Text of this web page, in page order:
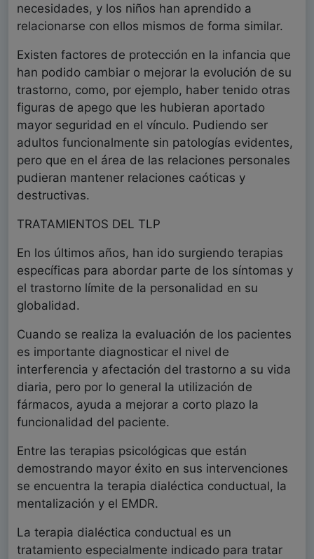
necesidades, y los niños han aprendido a
relacionarse con ellos mismos de forma similar.
Existen factores de protección en la infancia que
han podido cambiar o mejorar la evolución de su
trastorno, como, por ejemplo, haber tenido otras
figuras de apego que les hubieran aportado
mayor seguridad en el vínculo. Pudiendo ser
adultos funcionalmente sin patologías evidentes,
pero que en el área de las relaciones personales
pudieran mantener relaciones caóticas y
destructivas.
TRATAMIENTOS DEL TLP
En los últimos años, han ido surgiendo terapias
específicas para abordar parte de los síntomas y
el trastorno límite de la personalidad en su
globalidad.
Cuando se realiza la evaluación de los pacientes
es importante diagnosticar el nivel de
interferencia y afectación del trastorno a su vida
diaria, pero por lo general la utilización de
fármacos, ayuda a mejorar a corto plazo la
funcionalidad del paciente.
Entre las terapias psicológicas que están
demostrando mayor éxito en sus intervenciones
se encuentra la terapia dialéctica conductual, la
mentalización y el EMDR.
La terapia dialéctica conductual es un
tratamiento especialmente indicado para tratar